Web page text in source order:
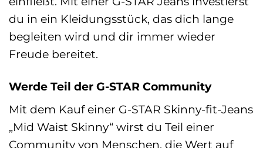
du in ein Kleidungsstück, das dich lange
begleiten wird und dir immer wieder
Freude bereitet.
Werde Teil der G-STAR Community
Mit dem Kauf einer G-STAR Skinny-fit-Jeans
„Mid Waist Skinny“ wirst du Teil einer
Community von Menschen, die Wert auf